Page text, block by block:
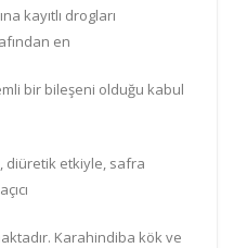
kayıtlı drogları
en
bir bileşeni olduğu kabul
diüretik etkiyle, safra
Karahindiba kök ve